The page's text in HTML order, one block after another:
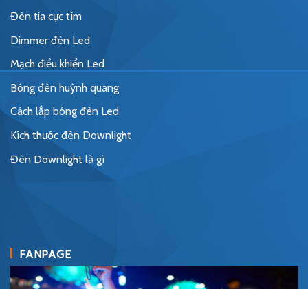
Đèn tia cực tím
Dimmer đèn Led
Mạch điều khiển Led
Bóng đèn huỳnh quang
Cách lắp bóng đèn Led
Kích thước đèn Downlight
Đèn Downlight là gì
FANPAGE